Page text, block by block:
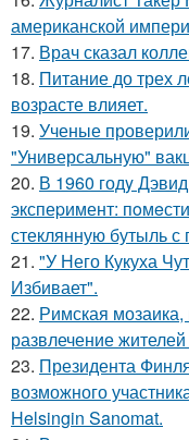
американской
17. Врач сказал
18. Питание до трех
возрасте влияет.
19. Ученые
"Универсальную"
20. В 1960 годy
экспеpимент:
стеклянную бутыль с
21. "У Него Кукуха
Избивает".
22. Римская
развлечение
23. Президента
возможного
Helsingin Sanomat.